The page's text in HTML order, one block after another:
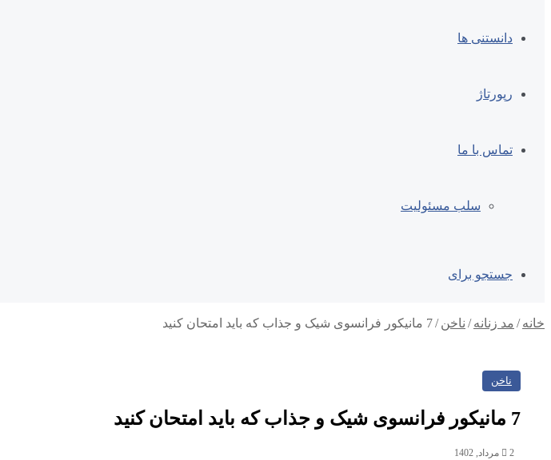
دانستنی ها
رپورتاژ
تماس با ما
سلب مسئولیت
جستجو برای
خانه / مد زنانه / ناخن /7 مانیکور فرانسوی شیک و جذاب که باید امتحان کنید
ناخن
7 مانیکور فرانسوی شیک و جذاب که باید امتحان کنید
2 مرداد, 1402